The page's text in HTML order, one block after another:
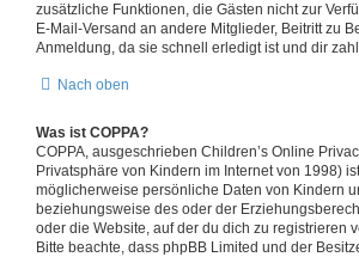
zusätzliche Funktionen, die Gästen nicht zur
E-Mail-Versand an andere Mitglieder, Beitritt zu
Anmeldung, da sie schnell erledigt ist und dir
Nach oben
Was ist COPPA?
COPPA, ausgeschrieben Children’s Online
Privatsphäre von Kindern im Internet von 1998)
möglicherweise persönliche Daten von Kindern
beziehungsweise des oder der
oder die Website, auf der du dich zu registrieren
Bitte beachte, dass phpBB Limited und der